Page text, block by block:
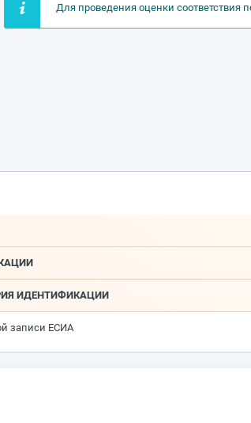
Для проведения оценки соответствия
ИДЕНТИФИКАЦИИ
записи ЕСИА